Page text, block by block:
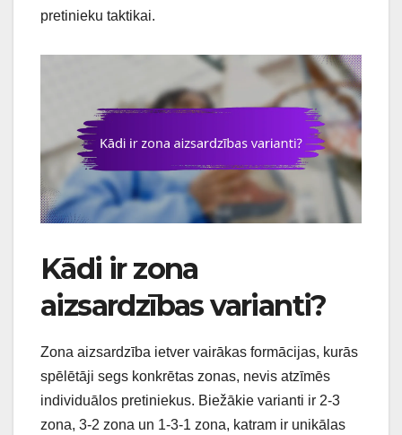
pretinieku taktikai.
Kādi ir zona
aizsardzības varianti?
Zona aizsardzība ietver vairākas formācijas, kurās
spēlētāji segs konkrētas zonas, nevis atzīmēs
individuālos pretiniekus. Biežākie varianti ir 2-3
zona, 3-2 zona un 1-3-1 zona, katram ir unikālas